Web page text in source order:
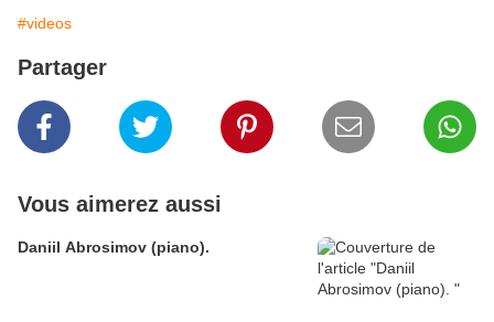
#videos
Partager
Vous aimerez aussi
Daniil Abrosimov (piano).